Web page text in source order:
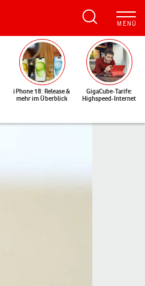
iPhone 18: Release &
mehr im Überblick
GigaCube-Tarife:
Highspeed-Internet